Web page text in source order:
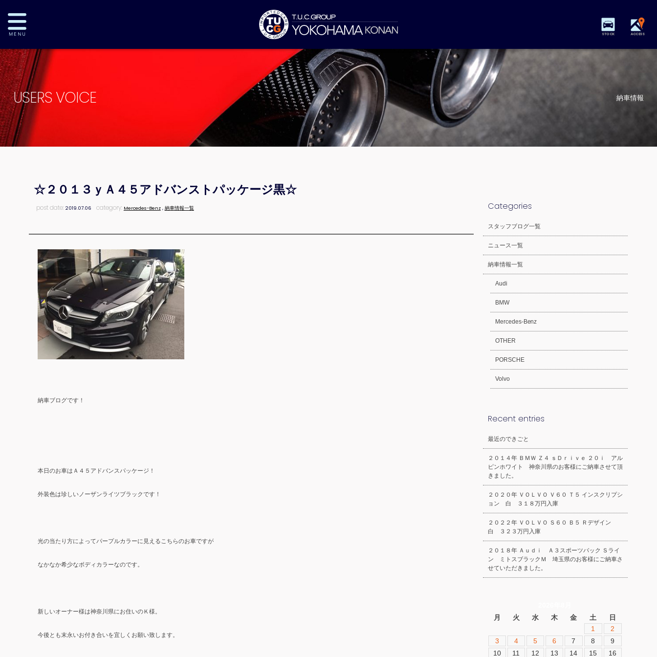
STOCK ACCESS
USERS VOICE 納車情報
☆２０１３ｙＡ４５アドバンストパッケージ黒☆
post date:2019.07.06 category: Mercedes-Benz, 納車情報一覧
納車ブログです！
本日のお車はＡ４５アドバンスパッケージ！
外装色は珍しいノーザンライツブラックです！
光の当たり方によってパープルカラーに見えるこちらのお車ですが
なかなか希少なボディカラーなのです。
新しいオーナー様は神奈川県にお住いのＫ様。
今後とも末永いお付き合いを宜しくお願い致します。
Categories
スタッフブログ一覧
ニュース一覧
納車情報一覧
Audi
BMW
Mercedes-Benz
OTHER
PORSCHE
Volvo
Recent entries
最近のできごと
２０１４年 ＢＭＷ Ｚ４ ｓＤｒｉｖｅ ２０ｉ アル
ピンホワイト 神奈川県のお客様にご納車させて頂
きました。
２０２０年 ＶＯＬＶＯ Ｖ６０ Ｔ５ インスクリプシ
ョン 白 ３１８万円入庫
２０２２年 ＶＯＬＶＯ Ｓ６０ Ｂ５ Ｒデザイン
白 ３２３万円入庫
２０１８年 Ａｕｄｉ Ａ３スポーツバック Ｓライ
ン ミトスブラックＭ 埼玉県のお客様にご納車さ
せていただきました。
月
火 水 木 金 土
日
1
2
3
4 5 6 7 8
9
10
11 12 13 14 15
16